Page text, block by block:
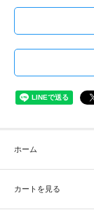
ホーム
カートを見る